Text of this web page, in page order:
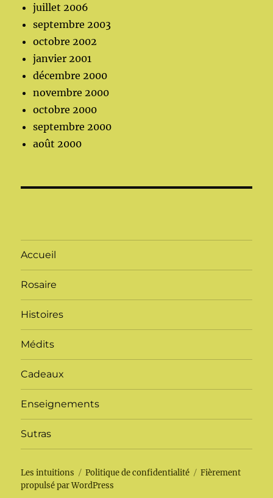
juillet 2006
septembre 2003
octobre 2002
janvier 2001
décembre 2000
novembre 2000
octobre 2000
septembre 2000
août 2000
Accueil
Rosaire
Histoires
Médits
Cadeaux
Enseignements
Sutras
Les intuitions Politique de confidentialité
Fièrement
propulsé par WordPress